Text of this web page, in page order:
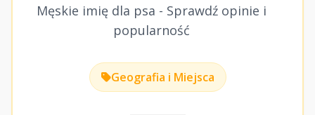
Męskie imię dla psa - Sprawdź opinie i
popularność
Geografia i Miejsca